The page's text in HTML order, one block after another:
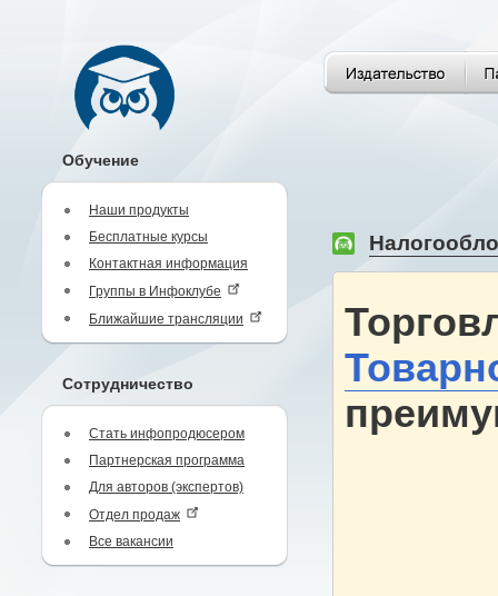
Обучение
Наши продукты
Бесплатные курсы
Контактная информация
Группы в Инфоклубе
Ближайшие трансляции
Сотрудничество
Стать инфопродюсером
Партнерская программа
Для авторов (экспертов)
Отдел продаж
Все вакансии